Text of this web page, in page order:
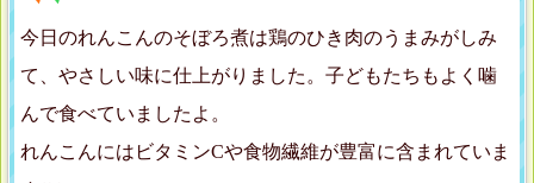
今日のれんこんのそぼろ煮は鶏のひき肉のうまみがしみ
て、やさしい味に仕上がりました。子どもたちもよく噛
んで食べていましたよ。
れんこんにはビタミンCや食物繊維が豊富に含まれていま